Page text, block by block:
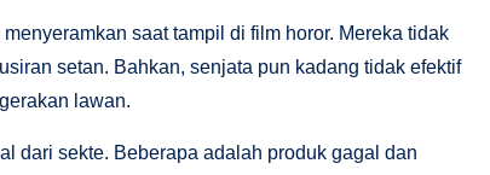
menyeramkan saat tampil di film horor. Mereka tidak
setan. Bahkan, senjata pun kadang tidak efektif
lawan.
dari sekte. Beberapa adalah produk gagal dan